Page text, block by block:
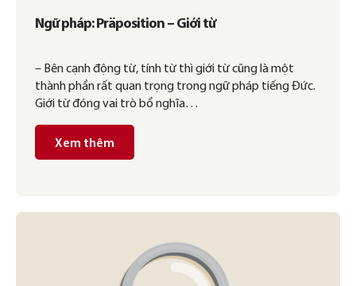
Ngữ pháp: Präposition – Giới từ
– Bên cạnh động từ, tính từ thì giới từ cũng là một
thành phần rất quan trọng trong ngữ pháp tiếng Đức.
Giới từ đóng vai trò bổ nghĩa…
Xem thêm